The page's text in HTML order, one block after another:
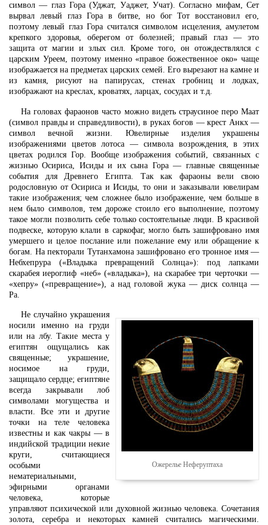
символ — глаз Гора (Уджат, Уаджет, Учат). Согласно мифам, Сет
вырвал левый глаз Гора в битве, но бог Тот восстановил его,
поэтому левый глаз Гора считался символом исцеления, амулетом
крепкого здоровья, оберегом от болезней; правый глаз — это
защита от магии и злых сил. Кроме того, он отождествлялся с
царским Уреем, поэтому именно «правое божественное око» чаще
изображается на предметах царских семей. Его вырезают на камне и
из камня, рисуют на папирусах, стенах гробниц и лодках,
изображают на креслах, кроватях, ларцах, сосудах и т.д.
На головах фараонов часто можно видеть страусиное перо Маат
(символ правды и справедливости), в руках богов — крест Анкх —
символ вечной жизни. Ювелирные изделия украшены
изображениями цветов лотоса — символа возрождения, в этих
цветах родился Гор. Вообще изображения событий, связанных с
жизнью Осириса, Исиды и их сына Гора — главные священные
события для Древнего Египта. Так как фараоны вели свою
родословную от Осириса и Исиды, то они и заказывали ювелирам
такие изображения; чем сложнее было изображение, чем больше в
нем было символов, тем дороже стоило его выполнение, поэтому
такое могли позволить себе только состоятельные люди. В красивой
подвеске, которую клали в саркофаг, могло быть зашифровано имя
умершего и целое послание или пожелание ему или обращение к
богам. На пекторали Тутанхамона зашифровано его тронное имя —
Небхепрура («Владыка превращений Солнца»): под лапками
скарабея иероглиф «неб» («владыка»), на скарабее три черточки —
«хепру» («превращение»), а над головой жука — диск солнца —
Ра.
Ожерелье Неферуптаха
Не случайно украшения
носили именно на груди
или на лбу. Такие места у
египтян ощущались как
священные; украшение,
носимое на груди,
защищало сердце; египтяне
всегда закрывали лоб
символами могущества и
власти. Все эти и другие
точки на теле человека
известны и как чакры — в
индийской традиции некие
круги, считающиеся
особыми
нематериальными,
эфирными органами
человека, которые
управляют психической или духовной жизнью человека. Сочетания
золота, серебра и некоторых камней считались магическими.